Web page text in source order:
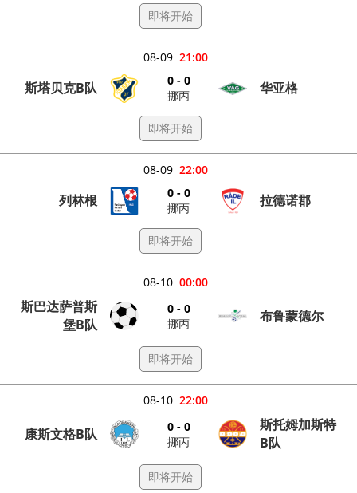
即将开始
21:00
08-09
斯塔贝克B队
0 - 0
挪丙
华亚格
即将开始
22:00
08-09
列林根
0 - 0
挪丙
拉德诺郡
即将开始
00:00
08-10
斯巴达萨普斯
堡B队
0 - 0
挪丙
布鲁蒙德尔
即将开始
22:00
08-10
康斯文格B队
0 - 0
挪丙
斯托姆加斯特
B队
即将开始